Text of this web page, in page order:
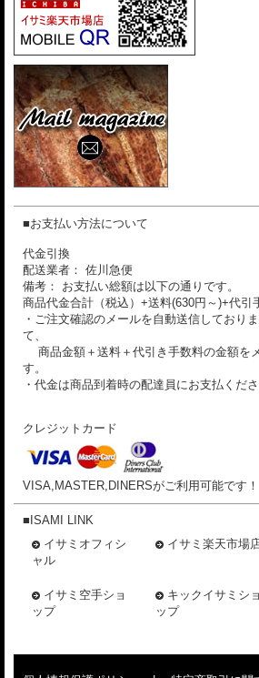
■お支払い方法について
代金引換
配送業者： 佐川急便
備考： お支払い総額は以下の通りです。
商品代金合計（税込）+送料(630円～)+代引
・ご注文確認のメールを自動送信しており
て、
商品金額＋送料＋代引き手数料の金額を
す。
・代金は商品到着時の配達員にお支払くださ
クレジットカード
VISA,MASTER,DINERSがご利用可能です！
■ISAMI LINK
イサミオフィシ
ャル
イサミ楽天市場
イサミ空手ショ
ップ
キックイサミショ
ップ